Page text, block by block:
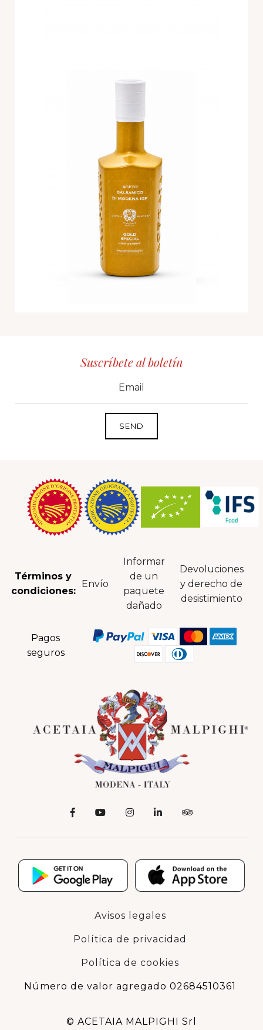
Suscríbete al boletín
Términos y
condiciones:
Envío
Informar
de un
paquete
dañado
Devoluciones
y derecho de
desistimiento
Pagos
seguros
Avisos legales
Política de privacidad
Política de cookies
Número de valor agregado 02684510361
© ACETAIA MALPIGHI Srl